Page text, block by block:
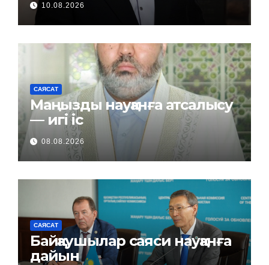
10.08.2026
САЯСАТ
Маңызды науқанға атсалысу
— игі іс
08.08.2026
САЯСАТ
Байқаушылар саяси науқанға
дайын